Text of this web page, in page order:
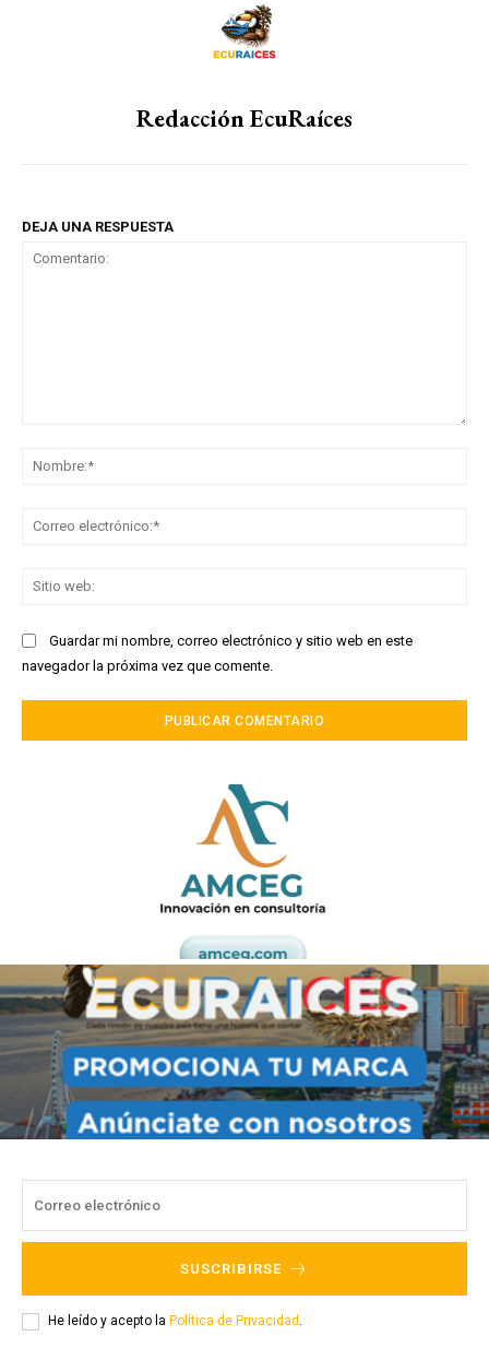
Redacción EcuRaíces
DEJA UNA RESPUESTA
Guardar mi nombre, correo electrónico y sitio web en este
navegador la próxima vez que comente.
SUSCRIBIRSE
He leído y acepto la Política de Privacidad .